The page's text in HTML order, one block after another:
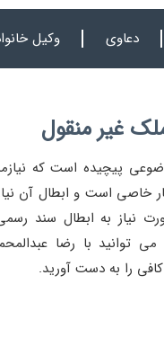
دعاوی وکیل
غیر منقول
پیچیده است که
خاصی است و ابطال آن
به ابطال سند
توانید با رضا
را به دست آورید.